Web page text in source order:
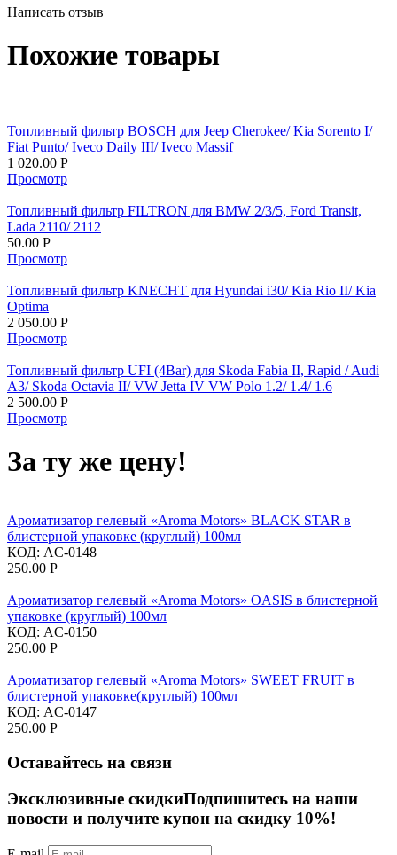
Написать отзыв
Похожие товары
Топливный фильтр BOSCH для Jeep Cherokee/ Kia Sorento I/
Fiat Punto/ Iveco Daily III/ Iveco Massif
1 020.00 Р
Просмотр
Топливный фильтр FILTRON для BMW 2/3/5, Ford Transit,
Lada 2110/ 2112
50.00 Р
Просмотр
Топливный фильтр KNECHT для Hyundai i30/ Kia Rio II/ Kia
Optima
2 050.00 Р
Просмотр
Топливный фильтр UFI (4Bar) для Skoda Fabia II, Rapid / Audi
A3/ Skoda Octavia II/ VW Jetta IV VW Polo 1.2/ 1.4/ 1.6
2 500.00 Р
Просмотр
За ту же цену!
Ароматизатор гелевый «Aroma Motors» BLACK STAR в
блистерной упаковке (круглый) 100мл
КОД: AC-0148
250.00 Р
Ароматизатор гелевый «Aroma Motors» OASIS в блистерной
упаковке (круглый) 100мл
КОД: AC-0150
250.00 Р
Ароматизатор гелевый «Aroma Motors» SWEET FRUIT в
блистерной упаковке(круглый) 100мл
КОД: AC-0147
250.00 Р
Оставайтесь на связи
Эксклюзивные скидкиПодпишитесь на наши
новости и получите купон на скидку 10%!